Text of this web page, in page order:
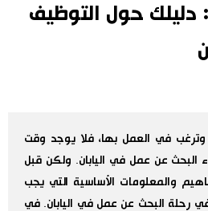
دليلك حول التوظيف
وترغب في العمل بها، فلا يوجد وقت
البحث عن عمل في اليابان. ولكن قبل
والمعلومات الأساسية التي يجب
رحلة البحث عن عمل في اليابان. في